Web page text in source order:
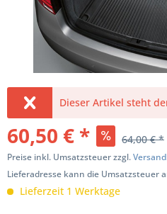
Dieser Artikel steht
60,50 € * 64,00 € *
Preise inkl. Umsatzsteuer zzgl.
Lieferadresse kann die Umsatzsteuer
Lieferzeit 1 Werktage